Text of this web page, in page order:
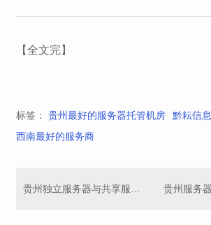
【全文完】
标签： 贵州最好的服务器托管机房
黔耘信息
西南最好的服务商